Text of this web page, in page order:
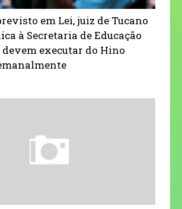
em Lei, juiz de Tucano
à Secretaria de Educação
devem executar do Hino